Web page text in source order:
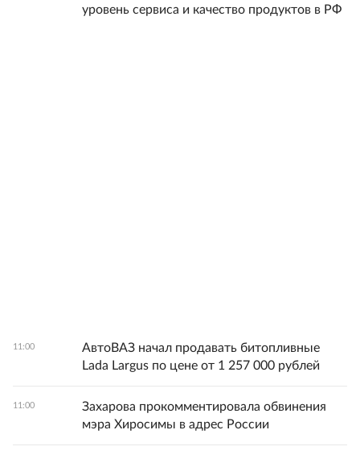
уровень сервиса и качество продуктов в РФ
11:00
АвтоВАЗ начал продавать битопливные
Lada Largus по цене от 1 257 000 рублей
11:00
Захарова прокомментировала обвинения
мэра Хиросимы в адрес России